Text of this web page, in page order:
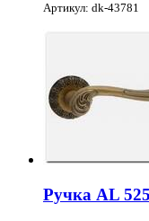
Артикул: dk-43781
Ручка AL